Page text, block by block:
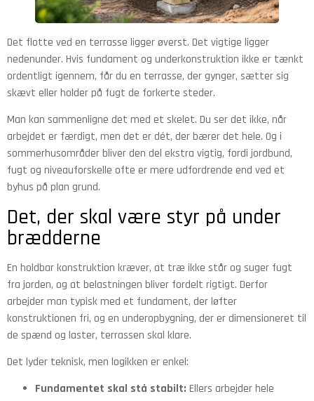
Det flotte ved en terrasse ligger øverst. Det vigtige ligger
nedenunder. Hvis fundament og underkonstruktion ikke er tænkt
ordentligt igennem, får du en terrasse, der gynger, sætter sig
skævt eller holder på fugt de forkerte steder.
Man kan sammenligne det med et skelet. Du ser det ikke, når
arbejdet er færdigt, men det er dét, der bærer det hele. Og i
sommerhusområder bliver den del ekstra vigtig, fordi jordbund,
fugt og niveauforskelle ofte er mere udfordrende end ved et
byhus på plan grund.
Det, der skal være styr på under
brædderne
En holdbar konstruktion kræver, at træ ikke står og suger fugt
fra jorden, og at belastningen bliver fordelt rigtigt. Derfor
arbejder man typisk med et fundament, der løfter
konstruktionen fri, og en underopbygning, der er dimensioneret til
de spænd og laster, terrassen skal klare.
Det lyder teknisk, men logikken er enkel:
Fundamentet skal stå stabilt: Ellers arbejder hele